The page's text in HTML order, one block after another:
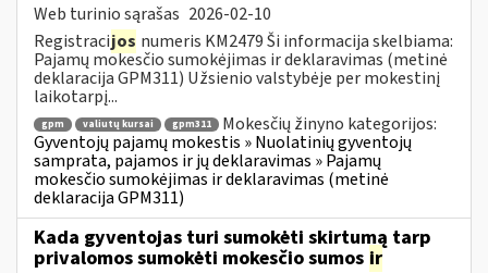
Web turinio sąrašas 2026-02-10
Registracijos numeris KM2479 Ši informacija skelbiama:
Pajamų mokesčio sumokėjimas ir deklaravimas (metinė
deklaracija GPM311) Užsienio valstybėje per mokestinį
laikotarpį...
gpm valiutų kursai gpm311
Mokesčių žinyno kategorijos:
Gyventojų pajamų mokestis » Nuolatinių gyventojų
samprata, pajamos ir jų deklaravimas » Pajamų
mokesčio sumokėjimas ir deklaravimas (metinė
deklaracija GPM311)
Kada gyventojas turi sumokėti skirtumą tarp
privalomos sumokėti mokesčio sumos ir